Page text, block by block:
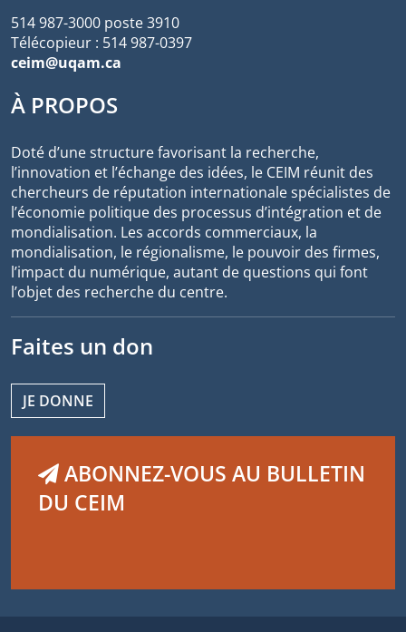
514 987-3000 poste 3910
Télécopieur : 514 987-0397
ceim@uqam.ca
À PROPOS
Doté d’une structure favorisant la recherche,
l’innovation et l’échange des idées, le CEIM réunit des
chercheurs de réputation internationale spécialistes de
l’économie politique des processus d’intégration et de
mondialisation. Les accords commerciaux, la
mondialisation, le régionalisme, le pouvoir des firmes,
l’impact du numérique, autant de questions qui font
l’objet des recherche du centre.
Faites un don
JE DONNE
ABONNEZ-VOUS AU BULLETIN
DU CEIM